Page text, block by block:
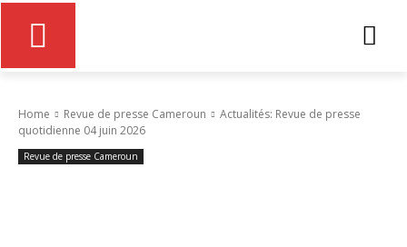
Home Revue de presse Cameroun
Actualités: Revue de presse
quotidienne 04 juin 2026
Revue de presse Cameroun